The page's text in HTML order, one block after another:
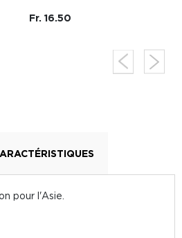
Fr. 16.50
pour l'Asie.